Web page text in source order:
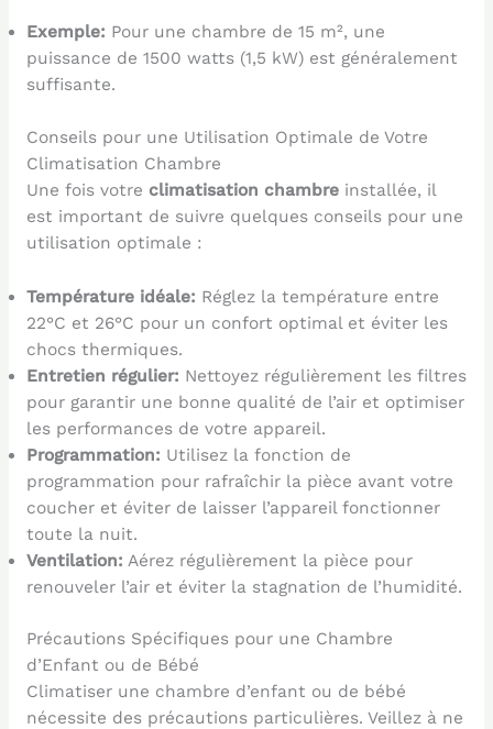
Exemple: Pour une chambre de 15 m², une
puissance de 1500 watts (1,5 kW) est généralement
suffisante.
Conseils pour une Utilisation Optimale de Votre
Climatisation Chambre
Une fois votre climatisation chambreinstallée, il
est important de suivre quelques conseils pour une
utilisation optimale :
Température idéale: Réglez la température entre
22°C et 26°C pour un confort optimal et éviter les
chocs thermiques.
Entretien régulier: Nettoyez régulièrement les filtres
pour garantir une bonne qualité de l’air et optimiser
les performances de votre appareil.
Programmation: Utilisez la fonction de
programmation pour rafraîchir la pièce avant votre
coucher et éviter de laisser l’appareil fonctionner
toute la nuit.
Ventilation: Aérez régulièrement la pièce pour
renouveler l’air et éviter la stagnation de l’humidité.
Précautions Spécifiques pour une Chambre
d’Enfant ou de Bébé
Climatiser une chambre d’enfant ou de bébé
nécessite des précautions particulières. Veillez à ne